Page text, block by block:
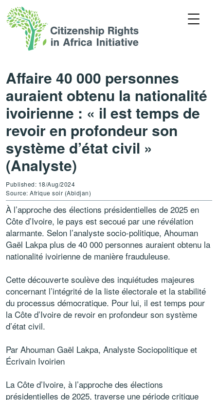
Affaire 40 000 personnes
auraient obtenu la nationalité
ivoirienne : « il est temps de
revoir en profondeur son
système d’état civil »
(Analyste)
Published: 18/Aug/2024
Source: Afrique soir (Abidjan)
À l’approche des élections présidentielles de 2025 en
Côte d’Ivoire, le pays est secoué par une révélation
alarmante. Selon l’analyste socio-politique, Ahouman
Gaël Lakpa plus de 40 000 personnes auraient obtenu la
nationalité ivoirienne de manière frauduleuse.
Cette découverte soulève des inquiétudes majeures
concernant l’intégrité de la liste électorale et la stabilité
du processus démocratique. Pour lui, il est temps pour
la Côte d’Ivoire de revoir en profondeur son système
d’état civil.
Par Ahouman Gaël Lakpa, Analyste Sociopolitique et
Écrivain Ivoirien
La Côte d’Ivoire, à l’approche des élections
présidentielles de 2025, traverse une période critique